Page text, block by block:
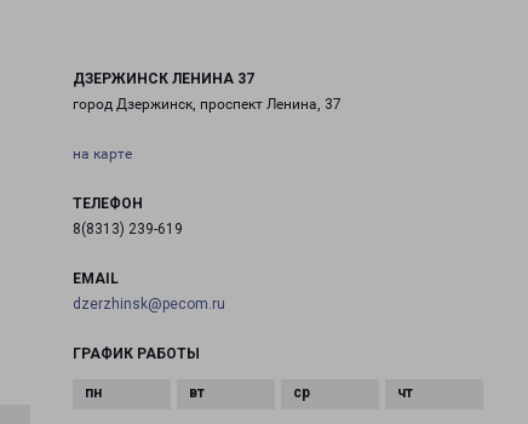
ДЗЕРЖИНСК ЛЕНИНА 37
город Дзержинск, проспект Ленина, 37
на карте
ТЕЛЕФОН
8(8313) 239-619
EMAIL
dzerzhinsk@pecom.ru
ГРАФИК РАБОТЫ